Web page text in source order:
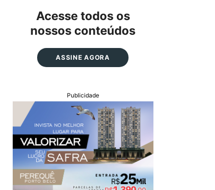
Acesse todos os
nossos conteúdos
ASSINE AGORA
Publicidade